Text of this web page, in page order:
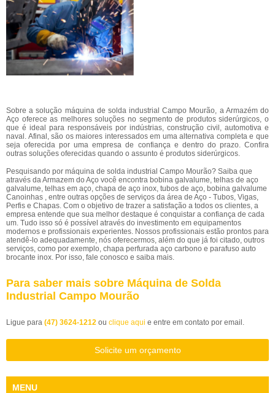
Sobre a solução máquina de solda industrial Campo Mourão, a Armazém do
Aço oferece as melhores soluções no segmento de produtos siderúrgicos, o
que é ideal para responsáveis por indústrias, construção civil, automotiva e
naval. Afinal, são os maiores interessados em uma alternativa completa e que
seja oferecida por uma empresa de confiança e dentro do prazo. Confira
outras soluções oferecidas quando o assunto é produtos siderúrgicos.
Pesquisando por máquina de solda industrial Campo Mourão? Saiba que
através da Armazem do Aço você encontra bobina galvalume, telhas de aço
galvalume, telhas em aço, chapa de aço inox, tubos de aço, bobina galvalume
Canoinhas , entre outras opções de serviços da área de Aço - Tubos, Vigas,
Perfis e Chapas. Com o objetivo de trazer a satisfação a todos os clientes, a
empresa entende que sua melhor destaque é conquistar a confiança de cada
um. Tudo isso só é possível através do investimento em equipamentos
modernos e profissionais experientes. Nossos profissionais estão prontos para
atendê-lo adequadamente, nós oferecermos, além do que já foi citado, outros
serviços, como por exemplo, chapa perfurada aço carbono e parafuso auto
brocante inox. Por isso, fale conosco e saiba mais.
Para saber mais sobre Máquina de Solda
Industrial Campo Mourão
Ligue para (47) 3624-1212 ou clique aqui e entre em contato por email.
Solicite um orçamento
MENU